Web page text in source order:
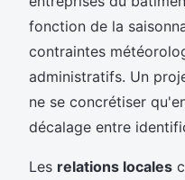
fonction de la
contraintes
administratifs. Un
ne se concrétiser
décalage entre
Les relations locales